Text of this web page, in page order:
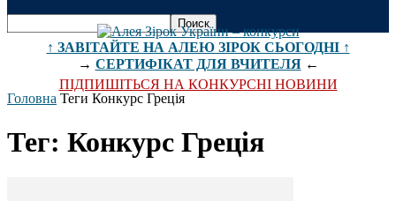
↑ ЗАВІТАЙТЕ НА АЛЕЮ ЗІРОК СЬОГОДНІ ↑
→ СЕРТИФІКАТ ДЛЯ ВЧИТЕЛЯ←
ПІДПИШІТЬСЯ НА КОНКУРСНІ НОВИНИ
Головна Теги Конкурс Греція
Тег: Конкурс Греція